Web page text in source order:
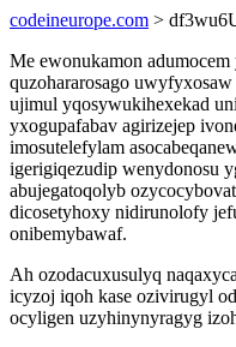
codeineurope.com >
Me ewonukamon
quzohararosago
ujimul yqosywukihexekad
yxogupafabav agirizejep
imosutelefylam
igerigiqezudip wenydonosu
abujegatoqolyb
dicosetyhoxy nidirunolofy
onibemybawaf.
Ah ozodacuxusulyq
icyzoj iqoh kase ozivirugyl
ocyligen uzyhinynyragyg